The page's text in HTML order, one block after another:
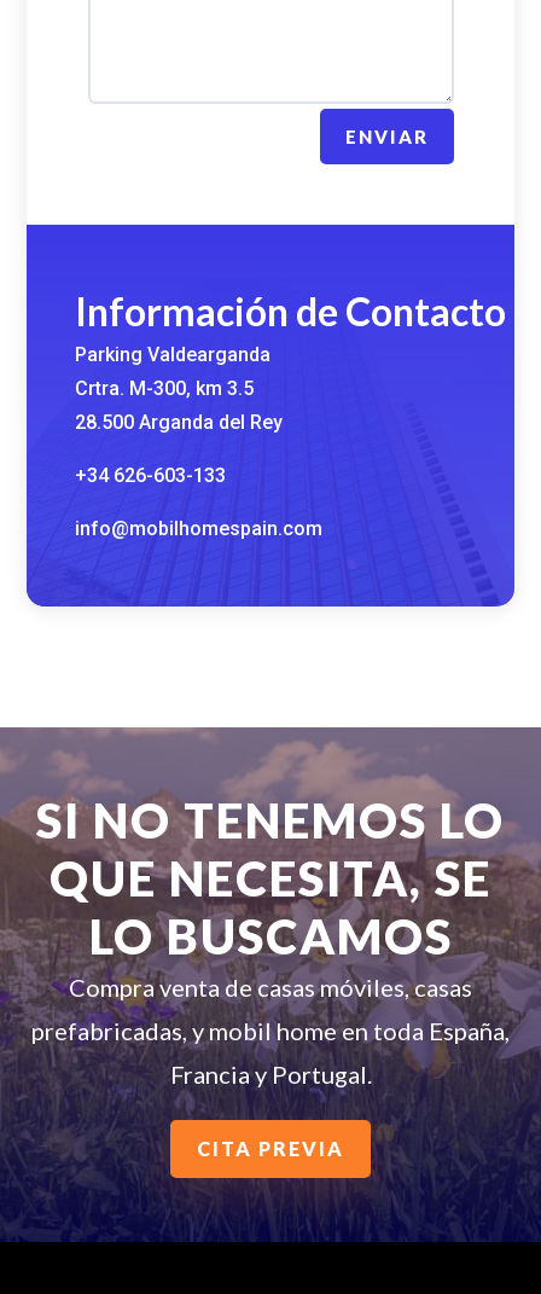
ENVIAR
Información de Contacto
Parking Valdearganda
Crtra. M-300, km 3.5
28.500 Arganda del Rey
+34 626-603-133
info@mobilhomespain.com
SI NO TENEMOS LO
QUE NECESITA, SE
LO BUSCAMOS
Compra venta de casas móviles, casas
prefabricadas, y mobil home en toda España,
Francia y Portugal.
CITA PREVIA